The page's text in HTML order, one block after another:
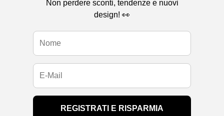
Non perdere sconti, tendenze e nuovi
design! 👀
REGISTRATI E RISPARMIA